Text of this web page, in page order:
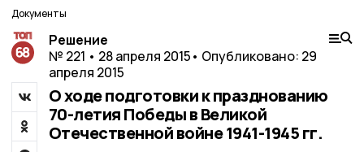
Документы
Решение
№ 221 • 28 апреля 2015• Опубликовано: 29
апреля 2015
О ходе подготовки к празднованию
70-летия Победы в Великой
Отечественной войне 1941-1945 гг.